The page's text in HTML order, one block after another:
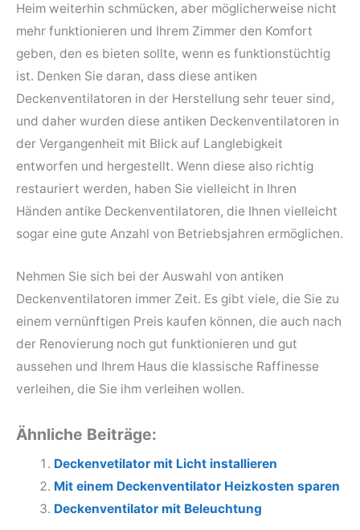
Heim weiterhin schmücken, aber möglicherweise nicht
mehr funktionieren und Ihrem Zimmer den Komfort
geben, den es bieten sollte, wenn es funktionstüchtig
ist. Denken Sie daran, dass diese antiken
Deckenventilatoren in der Herstellung sehr teuer sind,
und daher wurden diese antiken Deckenventilatoren in
der Vergangenheit mit Blick auf Langlebigkeit
entworfen und hergestellt. Wenn diese also richtig
restauriert werden, haben Sie vielleicht in Ihren
Händen antike Deckenventilatoren, die Ihnen vielleicht
sogar eine gute Anzahl von Betriebsjahren ermöglichen.
Nehmen Sie sich bei der Auswahl von antiken
Deckenventilatoren immer Zeit. Es gibt viele, die Sie zu
einem vernünftigen Preis kaufen können, die auch nach
der Renovierung noch gut funktionieren und gut
aussehen und Ihrem Haus die klassische Raffinesse
verleihen, die Sie ihm verleihen wollen.
Ähnliche Beiträge:
Deckenvetilator mit Licht installieren
Mit einem Deckenventilator Heizkosten sparen
Deckenventilator mit Beleuchtung